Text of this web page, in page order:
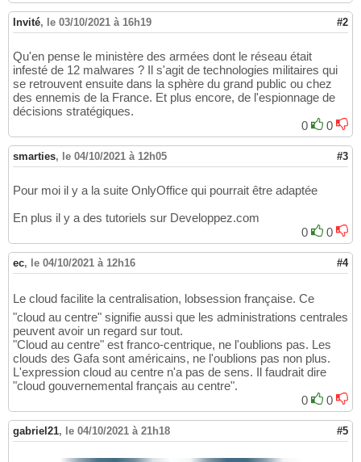
Invité, le 03/10/2021 à 16h19 #2
Qu'en pense le ministère des armées dont le réseau était
infesté de 12 malwares ? Il s'agit de technologies militaires qui
se retrouvent ensuite dans la sphère du grand public ou chez
des ennemis de la France. Et plus encore, de l'espionnage de
décisions stratégiques.
0
0
smarties, le 04/10/2021 à 12h05 #3
Pour moi il y a la suite OnlyOffice qui pourrait être adaptée
En plus il y a des tutoriels sur Developpez.com
0
0
ec, le 04/10/2021 à 12h16 #4
Le cloud facilite la centralisation, lobsession française. Ce
"cloud au centre" signifie aussi que les administrations centrales
peuvent avoir un regard sur tout.
"Cloud au centre" est franco-centrique, ne l'oublions pas. Les
clouds des Gafa sont américains, ne l'oublions pas non plus.
L'expression cloud au centre n'a pas de sens. Il faudrait dire
"cloud gouvernemental français au centre".
0
0
gabriel21, le 04/10/2021 à 21h18 #5